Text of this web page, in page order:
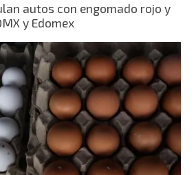
autos con engomado rojo y
y Edomex